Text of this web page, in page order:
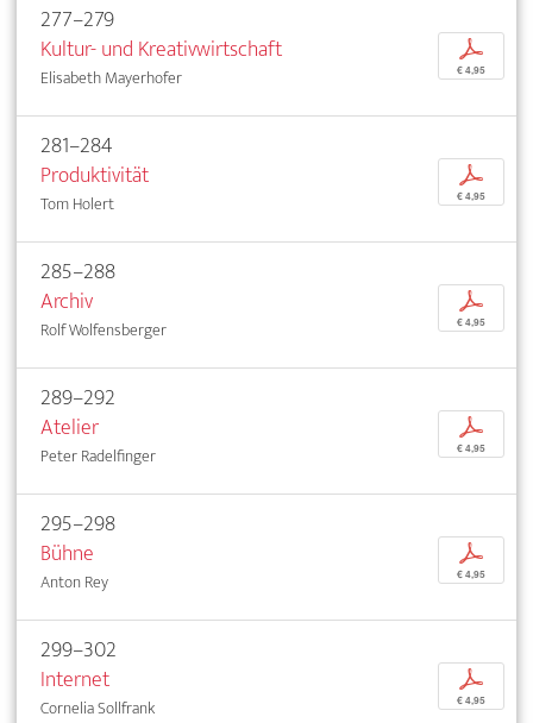
277–279
Kultur- und Kreativwirtschaft
Elisabeth Mayerhofer
p
€ 4,95
281–284
Produktivität
Tom Holert
p
€ 4,95
285–288
Archiv
Rolf Wolfensberger
p
€ 4,95
289–292
Atelier
Peter Radelfinger
p
€ 4,95
295–298
Bühne
Anton Rey
p
€ 4,95
299–302
Internet
Cornelia Sollfrank
p
€ 4,95